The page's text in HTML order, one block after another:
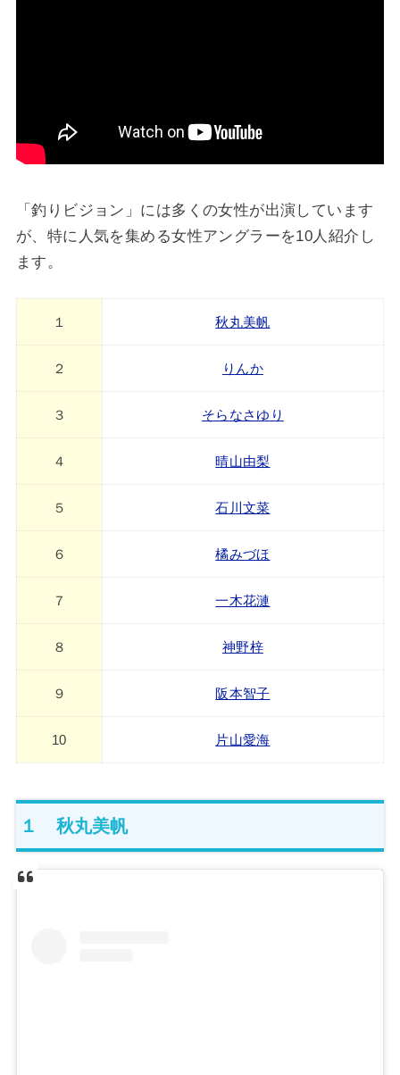
「釣りビジョン」には多くの女性が出演しています
が、特に人気を集める女性アングラーを10人紹介し
ます。
１ 秋丸美帆
２ りんか
３ そらなさゆり
４ 晴山由梨
５ 石川文菜
６ 橘みづほ
７ 一木花漣
８ 神野梓
９ 阪本智子
10 片山愛海
１ 秋丸美帆